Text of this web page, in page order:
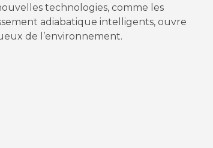
technologies, comme les
adiabatique intelligents, ouvre
de l’environnement.